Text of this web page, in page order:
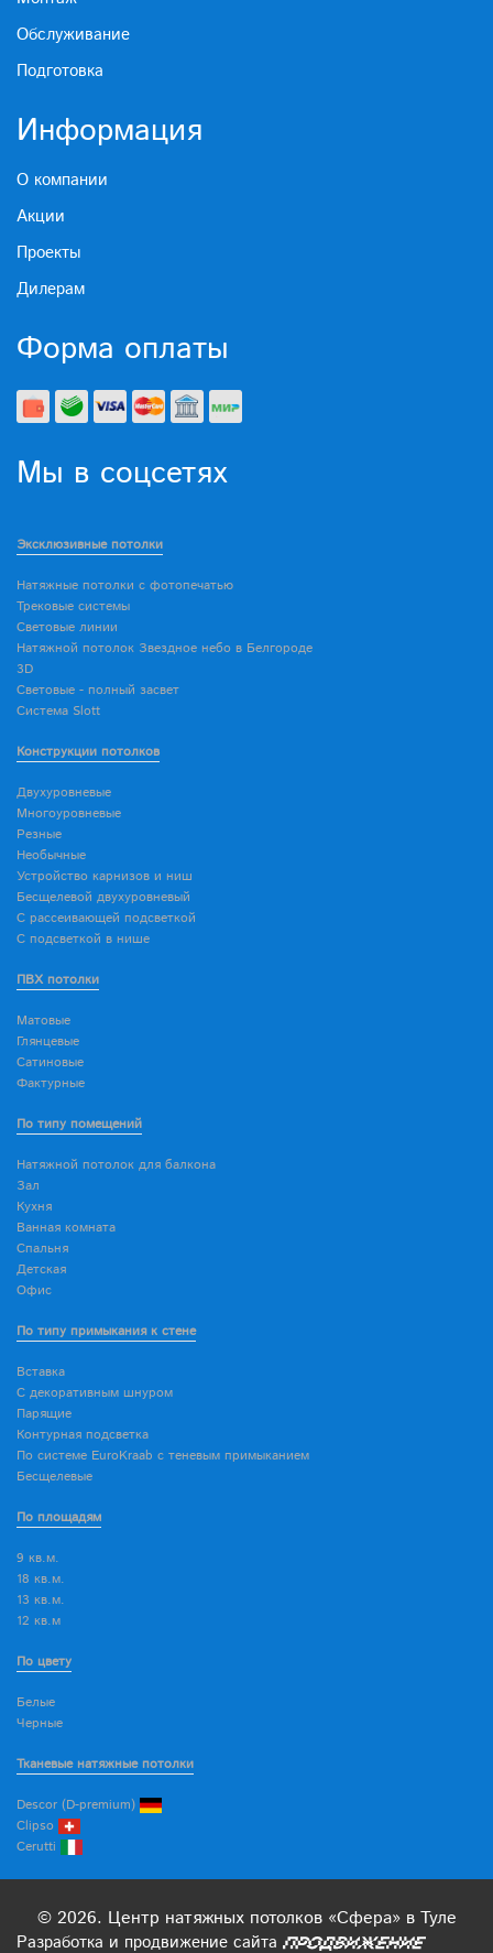
Обслуживание
Подготовка
Информация
О компании
Акции
Проекты
Дилерам
Форма оплаты
Мы в соцсетях
Эксклюзивные потолки
Натяжные потолки с фотопечатью
Трековые системы
Световые линии
Натяжной потолок Звездное небо в Белгороде
3D
Световые - полный засвет
Система Slott
Конструкции потолков
Двухуровневые
Многоуровневые
Резные
Необычные
Устройство карнизов и ниш
Бесщелевой двухуровневый
С рассеивающей подсветкой
С подсветкой в нише
ПВХ потолки
Матовые
Глянцевые
Сатиновые
Фактурные
По типу помещений
Натяжной потолок для балкона
Зал
Кухня
Ванная комната
Спальня
Детская
Офис
По типу примыкания к стене
Вставка
С декоративным шнуром
Парящие
Контурная подсветка
По системе EuroKraab с теневым примыканием
Бесщелевые
По площадям
9 кв.м.
18 кв.м.
13 кв.м.
12 кв.м
По цвету
Белые
Черные
Тканевые натяжные потолки
Descor (D-premium)
Clipso
Cerutti
© 2026. Центр натяжных потолков «Сфера» в Туле
Разработка и продвижение сайта